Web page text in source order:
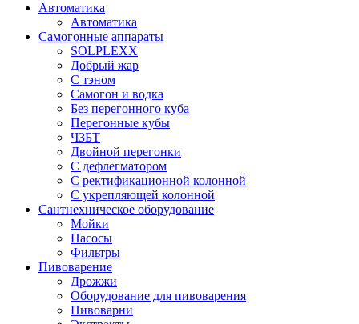
Автоматика
Автоматика
Самогонные аппараты
SOLPLEXX
Добрый жар
С тэном
Самогон и водка
Без перегонного куба
Перегонные кубы
ЧЗБТ
Двойной перегонки
С дефлегматором
С ректификационной колонной
С укрепляющей колонной
Сантнехническое оборудование
Мойки
Насосы
Фильтры
Пивоварение
Дрожжи
Оборудование для пивоварения
Пивоварни